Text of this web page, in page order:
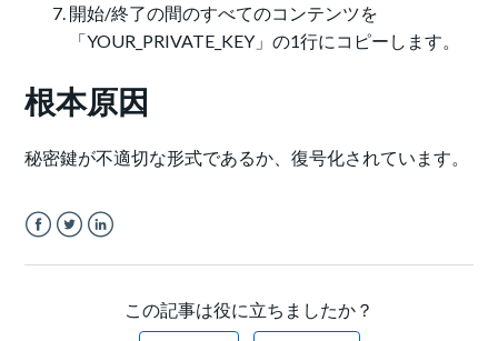
開始/終了の間のすべてのコンテンツを
「YOUR_PRIVATE_KEY」の1行にコピーします。
根本原因
秘密鍵が不適切な形式であるか、復号化されています。
この記事は役に立ちましたか？